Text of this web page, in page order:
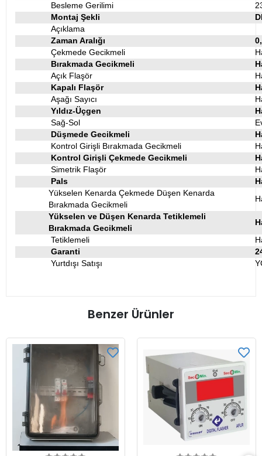
Besleme Gerilimi
Montaj Şekli
Açıklama
Zaman Aralığı
Çekmede Gecikmeli
Bırakmada Gecikmeli
Açık Flaşör
Kapalı Flaşör
Aşağı Sayıcı
Yıldız-Üçgen
Sağ-Sol
Düşmede Gecikmeli
Kontrol Girişli Bırakmada Gecikmeli
Kontrol Girişli Çekmede Gecikmeli
Simetrik Flaşör
Pals
Yükselen Kenarda Çekmede Düşen Kenarda
Bırakmada Gecikmeli
Yükselen ve Düşen Kenarda Tetiklemeli
Bırakmada Gecikmeli
Tetiklemeli
Garanti
Yurtdışı Satışı
Benzer Ürünler